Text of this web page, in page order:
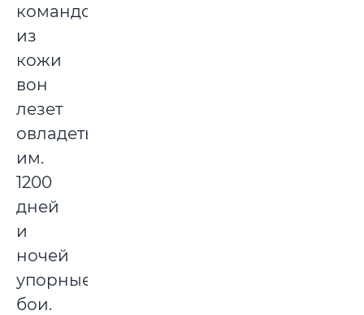
командование
из
кожи
вон
лезет
овладеть
им.
1200
дней
и
ночей
упорные
бои.